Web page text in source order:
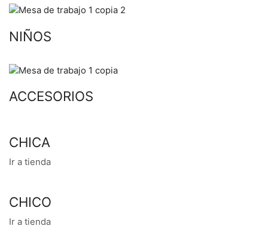
NIÑOS
ACCESORIOS
CHICA
Ir a tienda
CHICO
Ir a tienda